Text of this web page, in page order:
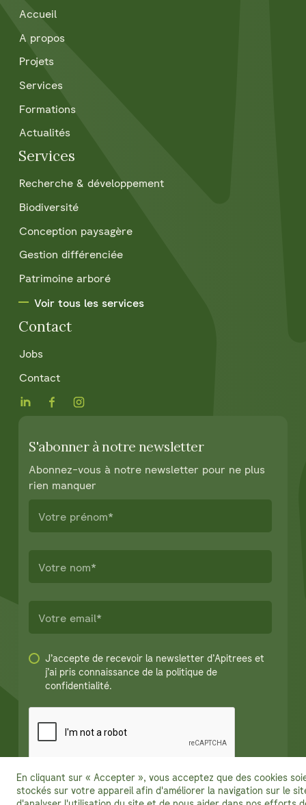
Accueil
A propos
Projets
Services
Formations
Actualités
Services
Recherche & développement
Biodiversité
Conception paysagère
Gestion différenciée
Patrimoine arboré
Voir tous les services
Contact
Jobs
Contact
S'abonner à notre newsletter
Abonnez-vous à notre newsletter pour ne plus
rien manquer
J’accepte de recevoir la newsletter d’Apitrees et
j’ai pris connaissance de la politique de
confidentialité.
En cliquant sur « Accepter », vous acceptez que des cookies
stockés sur votre appareil afin d'améliorer la navigation sur le